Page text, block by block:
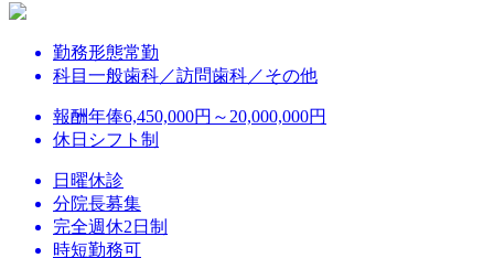
勤務形態常勤
科目 一般歯科／訪問歯科／その他
報酬年俸6,450,000円～20,000,000円
休日 シフト制
日曜休診
分院長募集
完全週休2日制
時短勤務可